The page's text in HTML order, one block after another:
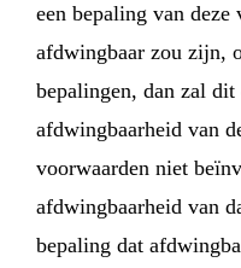
een bepaling van
afdwingbaar zou zijn,
bepalingen, dan zal
afdwingbaarheid van
voorwaarden niet
afdwingbaarheid van
bepaling dat